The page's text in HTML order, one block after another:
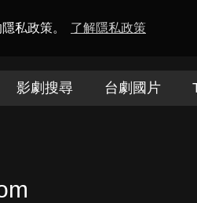
私政策。 了解隱私政策
影劇搜尋 台劇國片